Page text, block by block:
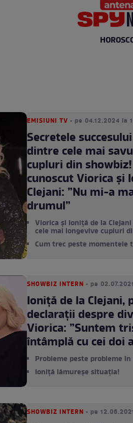
EMISIUNI TV • pe 04.12.2024 la
Secretele
dintre cele mai
cupluri din
cunoscut Viorica și
Clejani: ”Nu mi-a
drumul”
Viorica și Ioniță de la
cele mai longevive cupluri
Cum trec peste momentele
SHOWBIZ INTERN • pe
Ioniță de la Clejani,
declarații despre
Viorica: ”Suntem
întâmplă cu cei doi
Probleme peste probleme
Ioniță lămureșe situația!
SHOWBIZ INTERN • pe